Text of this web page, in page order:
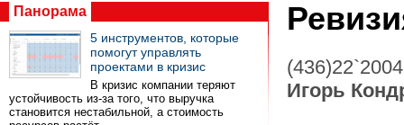
Панорама
5 инструментов, которые
помогут управлять
проектами в кризис
В кризис компании теряют
устойчивость из-за того, что выручка
становится нестабильной, а стоимость
(436)22`2004
Игорь